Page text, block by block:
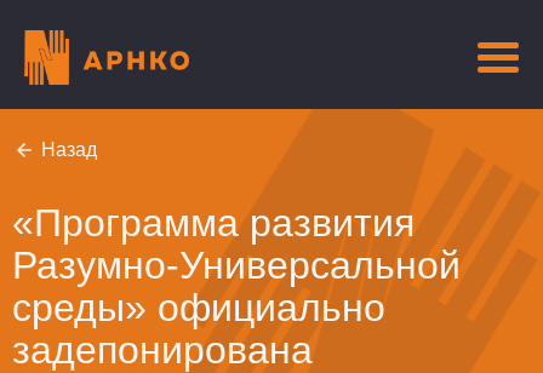
Назад
«Программа развития
Разумно-Универсальной
среды» официально
задепонирована